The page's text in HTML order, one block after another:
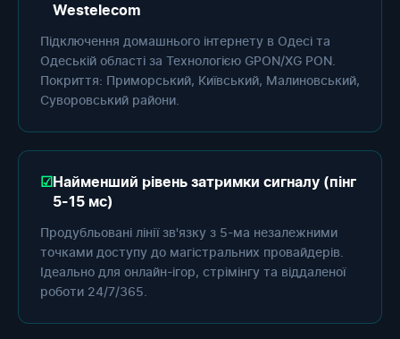
Westelecom
Підключення домашнього інтернету в Одесі та
Одеській області за Технологією GPON/XG PON.
Покриття: Приморський, Київський, Малиновський,
Суворовський райони.
Найменший рівень затримки сигналу (пінг
5-15 мс)
Продубльовані лінії зв'язку з 5-ма незалежними
точками доступу до магістральних провайдерів.
Ідеально для онлайн-ігор, стрімінгу та віддаленої
роботи 24/7/365.